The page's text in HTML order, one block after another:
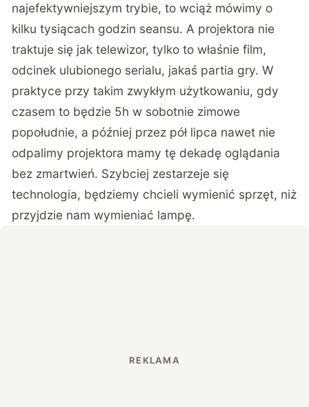
najefektywniejszym trybie, to wciąż mówimy o
kilku tysiącach godzin seansu. A projektora nie
traktuje się jak telewizor, tylko to właśnie film,
odcinek ulubionego serialu, jakaś partia gry. W
praktyce przy takim zwykłym użytkowaniu, gdy
czasem to będzie 5h w sobotnie zimowe
popołudnie, a później przez pół lipca nawet nie
odpalimy projektora mamy tę dekadę oglądania
bez zmartwień. Szybciej zestarzeje się
technologia, będziemy chcieli wymienić sprzęt, niż
przyjdzie nam wymieniać lampę.